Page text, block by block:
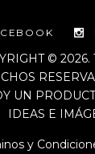
© 2026.
UN
IDEAS E
y